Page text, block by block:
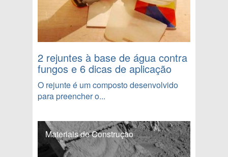
2 rejuntes à base de água contra
fungos e 6 dicas de aplicação
O rejunte é um composto desenvolvido
para preencher o...
Materiais de Construção